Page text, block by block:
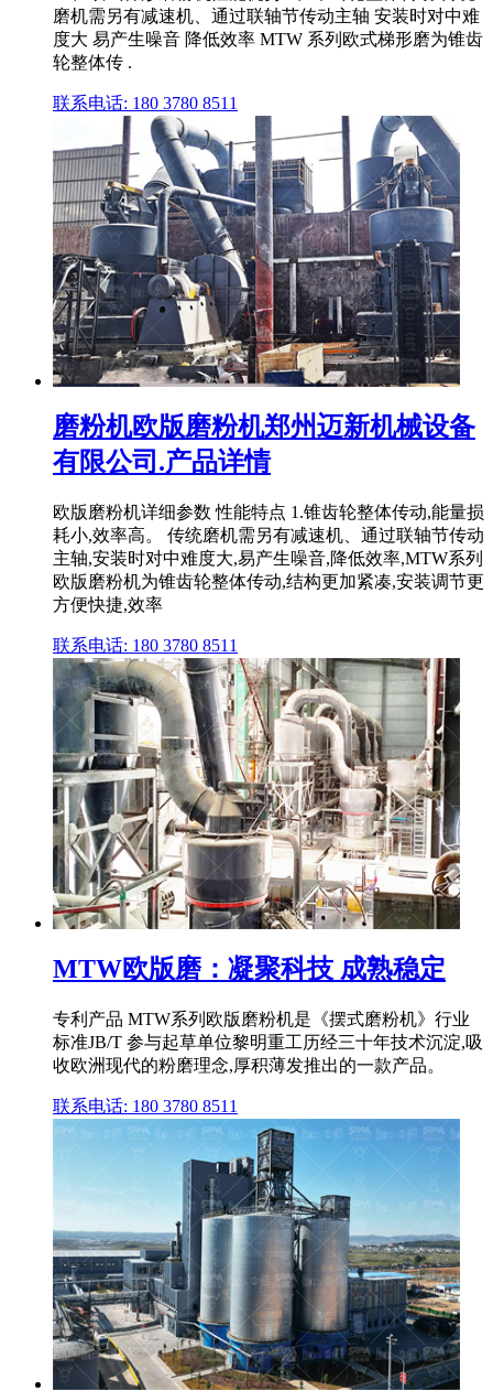
磨机需另有减速机、通过联轴节传动主轴 安装时对中难
度大 易产生噪音 降低效率 MTW 系列欧式梯形磨为锥齿
轮整体传 .
联系电话: 180 3780 8511
磨粉机欧版磨粉机郑州迈新机械设备
有限公司.产品详情
欧版磨粉机详细参数 性能特点 1.锥齿轮整体传动,能量损
耗小,效率高。 传统磨机需另有减速机、通过联轴节传动
主轴,安装时对中难度大,易产生噪音,降低效率,MTW系列
欧版磨粉机为锥齿轮整体传动,结构更加紧凑,安装调节更
方便快捷,效率
联系电话: 180 3780 8511
MTW欧版磨：凝聚科技 成熟稳定
专利产品 MTW系列欧版磨粉机是《摆式磨粉机》行业
标准JB/T 参与起草单位黎明重工历经三十年技术沉淀,吸
收欧洲现代的粉磨理念,厚积薄发推出的一款产品。
联系电话: 180 3780 8511